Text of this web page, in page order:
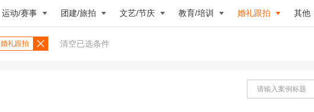
运动/赛事 团建/旅拍 文艺/节庆 教育/培训 婚礼跟拍 其他
婚礼跟拍 清空已选条件